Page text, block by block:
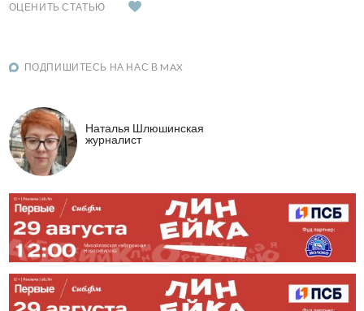
ОЦЕНИТЬ СТАТЬЮ
ПОДПИШИТЕСЬ НА НАС В MAX
Наталья Шлюшинская
журналист